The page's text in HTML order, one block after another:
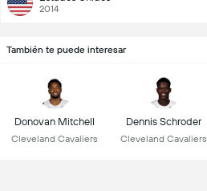
2014
También te puede interesar
Donovan Mitchell
Cleveland Cavaliers
Dennis Schroder
Cleveland Cavaliers